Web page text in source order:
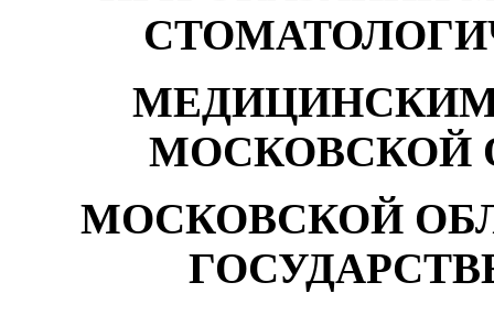
МОСКОВСКОЙ
МОСКОВСКОЙ